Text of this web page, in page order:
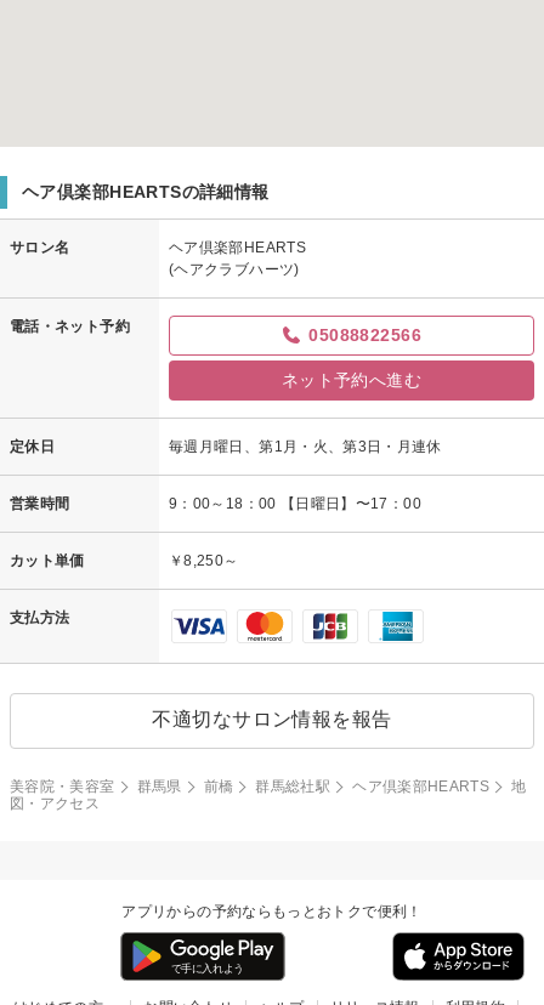
ヘア倶楽部HEARTSの詳細情報
サロン名
ヘア倶楽部HEARTS
(ヘアクラブハーツ)
電話・ネット予約 05088822566
ネット予約へ進む
定休日 毎週月曜日、第1月・火、第3日・月連休
営業時間 9：00～18：00 【日曜日】〜17：00
カット単価 ￥8,250～
支払方法
不適切なサロン情報を報告
美容院・美容室 群馬県 前橋 群馬総社駅 ヘア倶楽部HEARTS
地
図・アクセス
アプリからの予約ならもっとおトクで便利！